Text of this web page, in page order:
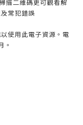
描二維碼更可觀看解
常犯錯誤
使用此電子資源。電
。